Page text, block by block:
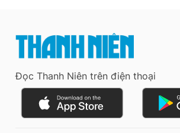
Đọc Thanh Niên trên điện thoại